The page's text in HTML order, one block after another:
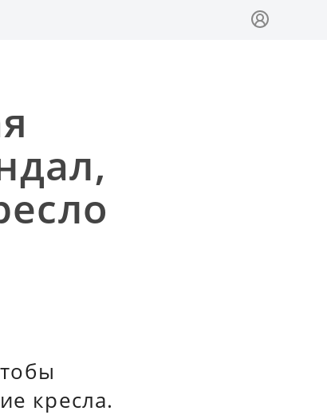
кресла.